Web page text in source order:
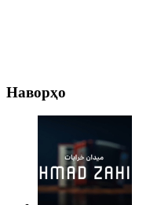
Наворҳо